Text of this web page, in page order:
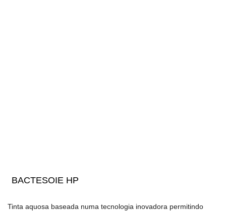
BACTESOIE HP
Tinta aquosa baseada numa tecnologia inovadora permitindo